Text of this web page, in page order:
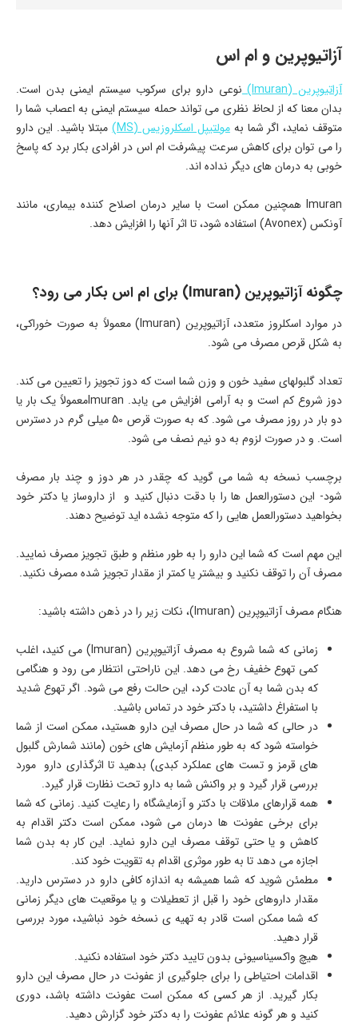
آزاتیوپرین و ام اس
آزاتیوپرین (Imuran)
نوعی دارو برای سرکوب سیستم ایمنی بدن است.
بدان معنا که از لحاظ نظری می تواند حمله سیستم ایمنی به اعصاب شما را
متوقف نماید، اگر شما بهمولتیپل اسکلروزیس (MS)
مبتلا باشید. این دارو
را می توان برای کاهش سرعت پیشرفت ام اس در افرادی بکار برد که پاسخ
خوبی به درمان های دیگر نداده اند.
Imuran همچنین ممکن است با سایر درمان اصلاح کننده بیماری، مانند
آونکس (Avonex) استفاده شود، تا اثر آنها را افزایش دهد.
چگونه آزاتیوپرین (Imuran) برای ام اس بکار می رود؟
در موارد اسکلروز متعدد، آزاتیوپرین (Imuran) معمولاً به صورت خوراکی،
به شکل قرص مصرف می شود.
تعداد گلبولهای سفید خون و وزن شما است که دوز تجویز را تعیین می کند.
دوز شروع کم است و به آرامی افزایش می یابد. Imuranمعمولاً یک بار یا
دو بار در روز مصرف می شود. که به صورت قرص 50 میلی گرم در دسترس
است. و در صورت لزوم به دو نیم نصف می شود.
برچسب نسخه به شما می گوید که چقدر در هر دوز و چند بار مصرف
شود- این دستورالعمل ها را با دقت دنبال کنید و از داروساز یا دکتر خود
بخواهید دستورالعمل هایی را که متوجه نشده اید توضیح دهند.
این مهم است که شما این دارو را به طور منظم و طبق تجویز مصرف نمایید.
مصرف آن را توقف نکنید و بیشتر یا کمتر از مقدار تجویز شده مصرف نکنید.
هنگام مصرف آزاتیوپرین (Imuran)، نکات زیر را در ذهن داشته باشید:
زمانی که شما شروع به مصرف آزاتیوپرین (Imuran) می کنید، اغلب
کمی تهوع خفیف رخ می دهد. این ناراحتی انتظار می رود و هنگامی
که بدن شما به آن عادت کرد، این حالت رفع می شود. اگر تهوع شدید
با استفراغ داشتید، با دکتر خود در تماس باشید.
در حالی که شما در حال مصرف این دارو هستید، ممکن است از شما
خواسته شود که به طور منظم آزمایش های خون (مانند شمارش گلبول
های قرمز و تست های عملکرد کبدی) بدهید تا اثرگذاری دارو مورد
بررسی قرار گیرد و بر واکنش شما به دارو تحت نظارت قرار گیرد.
همه قرارهای ملاقات با دکتر و آزمایشگاه را رعایت کنید. زمانی که شما
برای برخی عفونت ها درمان می شود، ممکن است دکتر اقدام به
کاهش و یا حتی توقف مصرف این دارو نماید. این کار به بدن شما
اجازه می دهد تا به طور موثری اقدام به تقویت خود کند.
مطمئن شوید که شما همیشه به اندازه کافی دارو در دسترس دارید.
مقدار داروهای خود را قبل از تعطیلات و یا موقعیت های دیگر زمانی
که شما ممکن است قادر به تهیه ی نسخه خود نباشید، مورد بررسی
قرار دهید.
هیچ واکسیناسیونی بدون تایید دکتر خود استفاده نکنید.
اقدامات احتیاطی را برای جلوگیری از عفونت در حال مصرف این دارو
بکار گیرید. از هر کسی که ممکن است عفونت داشته باشد، دوری
کنید و هر گونه علائم عفونت را به دکتر خود گزارش دهید.